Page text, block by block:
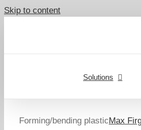
Skip to content
Solutions
Forming/bending plasticMax